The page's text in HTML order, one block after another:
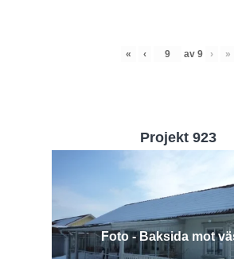
« ‹ av 9 › »
Projekt 923
Foto - Baksida mot